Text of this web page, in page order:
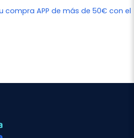
compra APP de más de 50€ con el